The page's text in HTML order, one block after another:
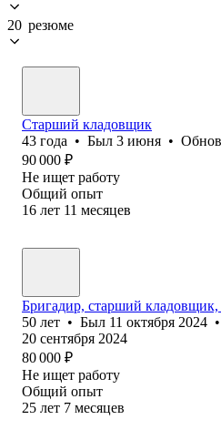
20 резюме
Старший кладовщик
43 года • Был 3 июня •
90 000 ₽
Не ищет работу
Общий опыт
16 лет 11 месяцев
Бригадир, старший
50 лет • Был 11 октября 2024 •
20 сентября 2024
80 000 ₽
Не ищет работу
Общий опыт
25 лет 7 месяцев